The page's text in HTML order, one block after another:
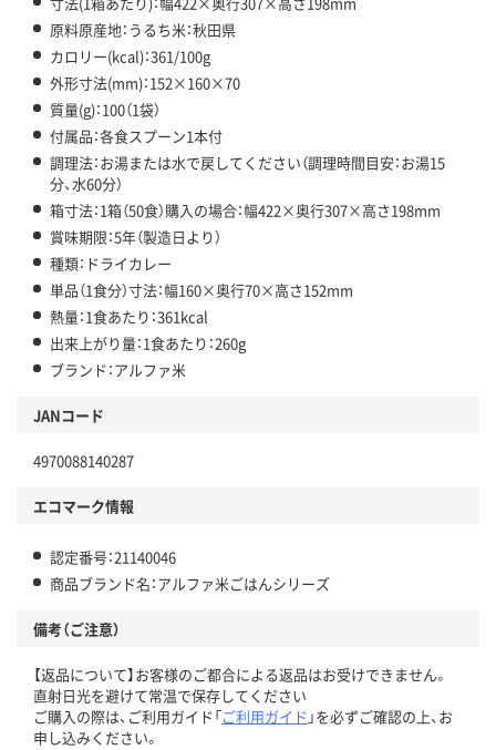
原料原産地：うるち米：秋田県
カロリー(kcal)：361/100g
外形寸法(mm)：152×160×70
質量(g)：100（1袋）
付属品：各食スプーン1本付
調理法：お湯または水で戻してください（調理時間目安：お湯15
分、水60分）
箱寸法：1箱（50食）購入の場合：幅422×奥行307×高さ198mm
賞味期限：5年（製造日より）
種類：ドライカレー
単品（1食分）寸法：幅160×奥行70×高さ152mm
熱量：1食あたり：361kcal
出来上がり量：1食あたり：260g
ブランド：アルファ米
JANコード
4970088140287
エコマーク情報
認定番号：21140046
商品ブランド名：アルファ米ごはんシリーズ
備考（ご注意）
【返品について】お客様のご都合による返品はお受けできません。
直射日光を避けて常温で保存してください
ご購入の際は、ご利用ガイド「ご利用ガイド 」を必ずご確認の上、お
申し込みください。